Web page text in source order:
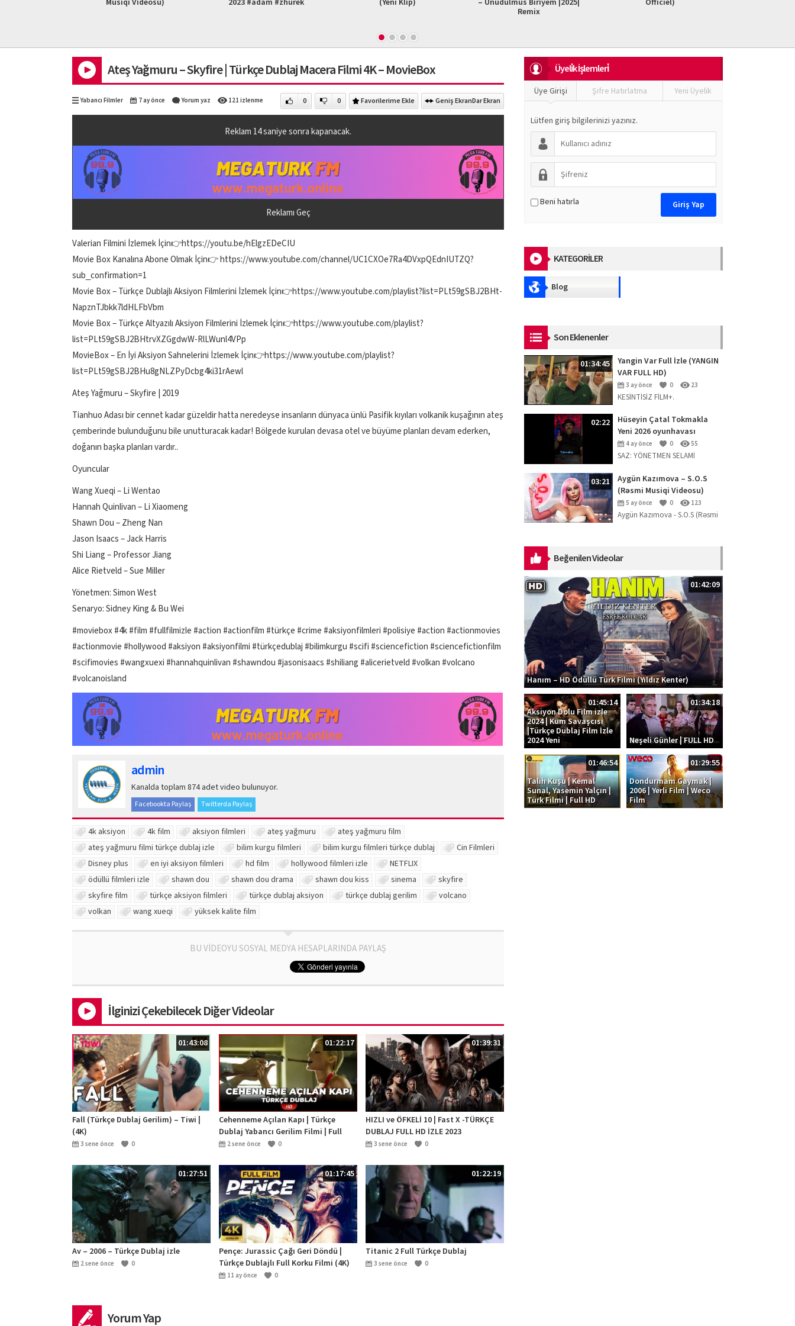
Remix
Ateş Yağmuru – Skyfire | Türkçe Dublaj Macera Filmi 4K – MovieBox
Yabancı Filmler 7 ay önce Yorum yaz 121 izlenme 0 0 Favorilerime Ekle Geniş EkranDar Ekran
Reklam 13saniye sonra kapanacak.
Reklamı Geç
Valerian Filmini İzlemek İçin👉https://youtu.be/hElgzEDeCIU
Movie Box Kanalına Abone Olmak İçin👉 https://www.youtube.com/channel/UC1CXOe7Ra4DVxpQEdnIUTZQ?
sub_confirmation=1
Movie Box – Türkçe Dublajlı Aksiyon Filmlerini İzlemek İçin👉https://www.youtube.com/playlist?list=PLt59gSBJ2BHt-
NapznTJbkk7ldHLFbVbm
Movie Box – Türkçe Altyazılı Aksiyon Filmlerini İzlemek İçin👉https://www.youtube.com/playlist?
list=PLt59gSBJ2BHtrvXZGgdwW-RlLWunl4VPp
MovieBox – En İyi Aksiyon Sahnelerini İzlemek İçin👉https://www.youtube.com/playlist?
list=PLt59gSBJ2BHu8gNLZPyDcbg4ki31rAewl
Ateş Yağmuru – Skyfire | 2019
Tianhuo Adası bir cennet kadar güzeldir hatta neredeyse insanların dünyaca ünlü Pasifik kıyıları volkanik kuşağının ateş
çemberinde bulunduğunu bile unutturacak kadar! Bölgede kurulan devasa otel ve büyüme planları devam ederken,
doğanın başka planları vardır..
Oyuncular
Wang Xueqi – Li Wentao
Hannah Quinlivan – Li Xiaomeng
Shawn Dou – Zheng Nan
Jason Isaacs – Jack Harris
Shi Liang – Professor Jiang
Alice Rietveld – Sue Miller
Yönetmen: Simon West
Senaryo: Sidney King & Bu Wei
#moviebox #4k #film #fullfilmizle #action #actionfilm #türkçe #crime #aksiyonfilmleri #polisiye #action #actionmovies
#actionmovie #hollywood #aksiyon #aksiyonfilmi #türkçedublaj #bilimkurgu #scifi #sciencefiction #sciencefictionfilm
#scifimovies #wangxuexi #hannahquinlivan #shawndou #jasonisaacs #shiliang #alicerietveld #volkan #volcano
#volcanoisland
admin
Kanalda toplam 874 adet video bulunuyor.
Facebookta Paylaş Twitterda Paylaş
4k aksiyon 4k film aksiyon filmleri ateş yağmuru
ateş yağmuru film
ateş yağmuru filmi türkçe dublaj izle
bilim kurgu filmleri bilim kurgu filmleri türkçe dublaj
Cin Filmleri
Disney plus
en iyi aksiyon filmleri hd film hollywood filmleri izle
NETFLIX
ödüllü filmleri izle
shawn dou shawn dou drama shawn dou kiss sinema
skyfire
skyfire film
türkçe aksiyon filmleri türkçe dublaj aksiyon türkçe dublaj gerilim
volcano
volkan
wang xueqi yüksek kalite film
BU VİDEOYU SOSYAL MEDYA HESAPLARINDA PAYLAŞ
İlginizi Çekebilecek Diğer Videolar
01:43:08
Fall (Türkçe Dublaj Gerilim) – Tiwi |
(4K)
3 sene önce 0
01:22:17
Cehenneme Açılan Kapı | Türkçe
Dublaj Yabancı Gerilim Filmi | Full
Film İzle
2 sene önce 0
01:39:31
HIZLI ve ÖFKELİ 10 | Fast X -TÜRKÇE
DUBLAJ FULL HD İZLE 2023
3 sene önce 0
01:27:51
Av – 2006 – Türkçe Dublaj izle
2 sene önce 0
01:17:45
Pençe: Jurassic Çağı Geri Döndü |
Türkçe Dublajlı Full Korku Filmi (4K)
11 ay önce 0
01:22:19
Titanic 2 Full Türkçe Dublaj
3 sene önce 0
Yorum Yap
Üyeli̇k İşlemleri̇
Üye Girişi Şifre Hatırlatma Yeni Üyelik
Lütfen giriş bilgilerinizi yazınız.
Beni hatırla
KATEGORİLER
Blog
Son Eklenenler
01:34:45
Yangin Var Full İzle (YANGIN
VAR FULL HD)
3 ay önce 0 23
KESİNTİSİZ FİLM+.
02:22
Hüseyin Çatal Tokmakla
Yeni 2026 oyunhavası
4 ay önce 0 55
SAZ: YÖNETMEN SELAMİ
03:21
Aygün Kazımova – S.O.S
(Rəsmi Musiqi Videosu)
5 ay önce 0 123
Aygün Kazımova - S.O.S (Rəsmi
Kazım Can ...
Beğenilen Videolar
01:42:09
Hanım – HD Ödüllü Türk Filmi (Yıldız Kenter)
01:45:14
Aksiyon Dolu Film izle
2024 | Kum Savaşcısı
|Türkçe Dublaj Film İzle
2024 Yeni
01:34:18
Neşeli Günler | FULL HD
01:46:54
Talih Kuşu | Kemal
Sunal, Yasemin Yalçın |
Türk Filmi | Full HD
01:29:55
Dondurmam Gaymak |
2006 | Yerli Film | Weco
Film